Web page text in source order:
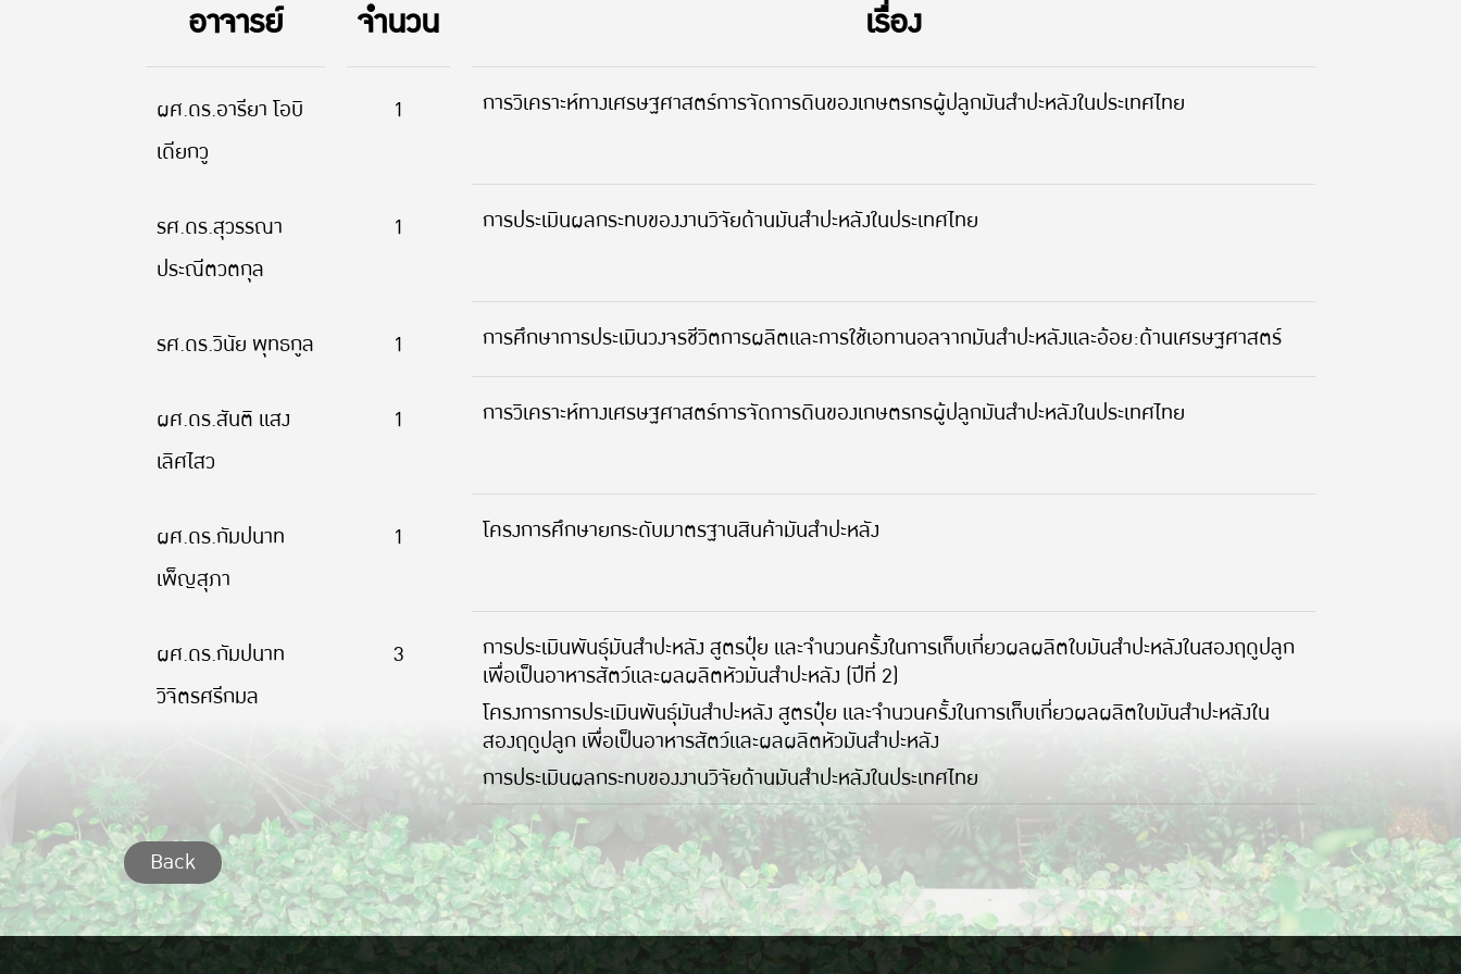
อาจารย์ จำนวน เรื่อง
ผศ.ดร.อารียา โอบิ
เดียกวู
1 การวิเคราะห์ทางเศรษฐศาสตร์การจัดการดินของเกษตรกรผู้ปลูกมันสำปะหลังในประเทศไทย
รศ.ดร.สุวรรณา
ประณีตวตกุล
1 การประเมินผลกระทบของงานวิจัยด้านมันสำปะหลังในประเทศไทย
รศ.ดร.วินัย พุทธกูล 1 การศึกษาการประเมินวงจรชีวิตการผลิตและการใช้เอทานอลจากมันสำปะหลังและอ้อย:ด้านเศรษฐศาสตร์
ผศ.ดร.สันติ แสง
เลิศไสว
1 การวิเคราะห์ทางเศรษฐศาสตร์การจัดการดินของเกษตรกรผู้ปลูกมันสำปะหลังในประเทศไทย
ผศ.ดร.กัมปนาท
เพ็ญสุภา
1 โครงการศึกษายกระดับมาตรฐานสินค้ามันสำปะหลัง
ผศ.ดร.กัมปนาท
วิจิตรศรีกมล
3
การประเมินพันธุ์มันสำปะหลัง สูตรปุ๋ย และจำนวนครั้งในการเก็บเกี่ยวผลผลิตใบมันสำปะหลังในสองฤดูปลูก
เพื่อเป็นอาหารสัตว์และผลผลิตหัวมันสำปะหลัง (ปีที่ 2)
โครงการการประเมินพันธุ์มันสำปะหลัง สูตรปุ๋ย และจำนวนครั้งในการเก็บเกี่ยวผลผลิตใบมันสำปะหลังใน
สองฤดูปลูก เพื่อเป็นอาหารสัตว์และผลผลิตหัวมันสำปะหลัง
การประเมินผลกระทบของงานวิจัยด้านมันสำปะหลังในประเทศไทย
Back